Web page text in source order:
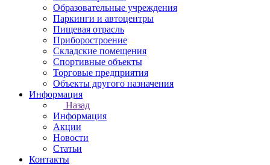
Образовательные учреждения
Паркинги и автоцентры
Пищевая отрасль
Приборостроение
Складские помещения
Спортивные объекты
Торговые предприятия
Объекты другого назначения
Информация
Назад
Информация
Акции
Новости
Статьи
Контакты